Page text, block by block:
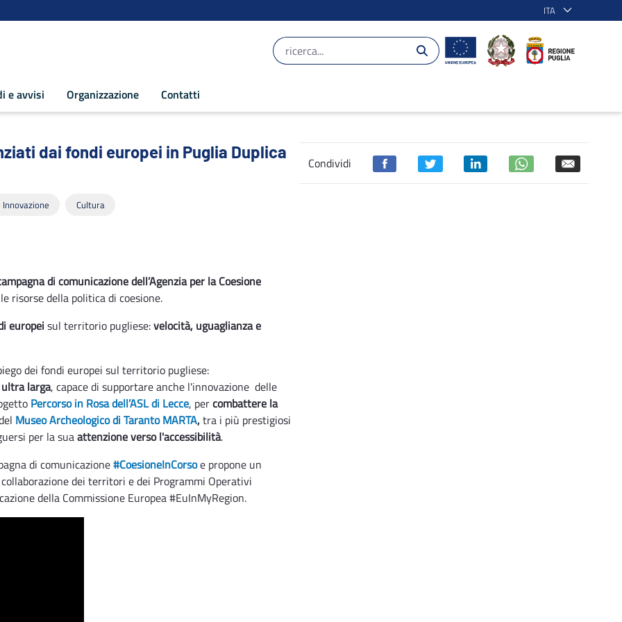
ITA
e avvisi Organizzazione Contatti
fondi europei in Puglia Duplica 1 - POR Puglia 2014-2020
dai fondi europei in Puglia Duplica
Innovazione Cultura
di comunicazione dell’Agenzia per la Coesione
risorse della politica di coesione.
europei sul territorio pugliese:velocità, uguaglianza e
dei fondi europei sul territorio pugliese:
larga, capace di supportare anche l'innovazione delle
Percorso in Rosa dell’ASL di Lecce, percombattere la
Museo Archeologico di Taranto MARTA,tra i più prestigiosi
per la suaattenzione verso l'accessibilità.
di comunicazione#CoesioneInCorsoe propone un
dei territori e dei Programmi Operativi
della Commissione Europea #EuInMyRegion.
Condividi